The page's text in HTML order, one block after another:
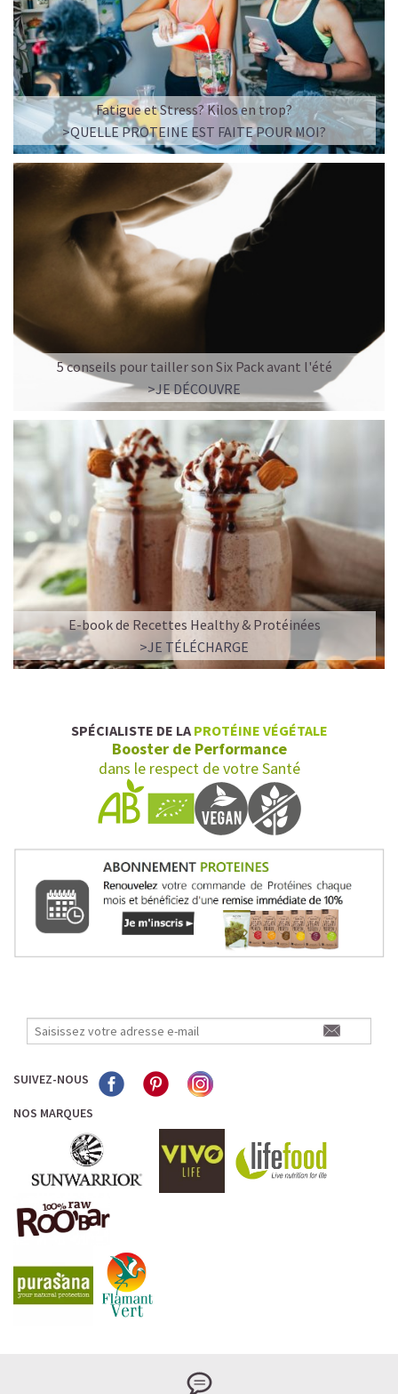
Fatigue et Stress? Kilos en trop?
>QUELLE PROTEINE EST FAITE POUR MOI?
5 conseils pour tailler son Six Pack avant l'été
>JE DÉCOUVRE
E-book de Recettes Healthy & Protéinées
>JE TÉLÉCHARGE
SPÉCIALISTE DE LA PROTÉINE VÉGÉTALE
Booster de Performance
dans le respect de votre Santé
SUIVEZ-NOUS
NOS MARQUES